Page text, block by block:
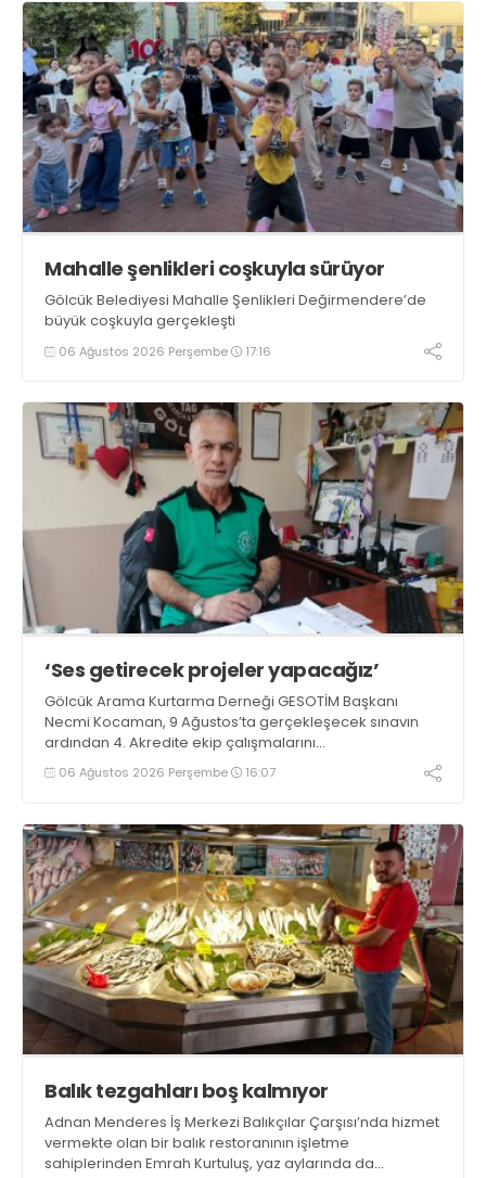
Mahalle şenlikleri coşkuyla sürüyor
Gölcük Belediyesi Mahalle Şenlikleri Değirmendere’de
büyük coşkuyla gerçekleşti
06 Ağustos 2026 Perşembe 17:16
‘Ses getirecek projeler yapacağız’
Gölcük Arama Kurtarma Derneği GESOTİM Başkanı
Necmi Kocaman, 9 Ağustos’ta gerçekleşecek sınavın
ardından 4. Akredite ekip çalışmalarını
tamamlayacaklarını ifade ederek açıklamalarda
bulundu. Kocaman, “Gölcük’te ve Kocaeli genelinde ses
06 Ağustos 2026 Perşembe 16:07
Balık tezgahları boş kalmıyor
Adnan Menderes İş Merkezi Balıkçılar Çarşısı’nda hizmet
vermekte olan bir balık restoranının işletme
sahiplerinden Emrah Kurtuluş, yaz aylarında da